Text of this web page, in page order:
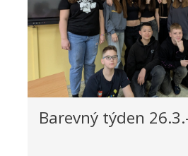
Barevný týden